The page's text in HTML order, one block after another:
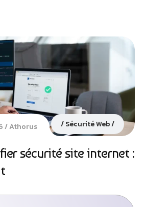
Athorus Sécurité Web
sécurité site internet :